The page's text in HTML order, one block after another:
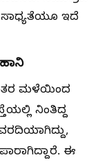
ಸಾಧ್ಯತೆಯೂ ಇದೆ
ಮಳೆಯಿಂದ
ನಿಂತಿದ್ದ
ಈ